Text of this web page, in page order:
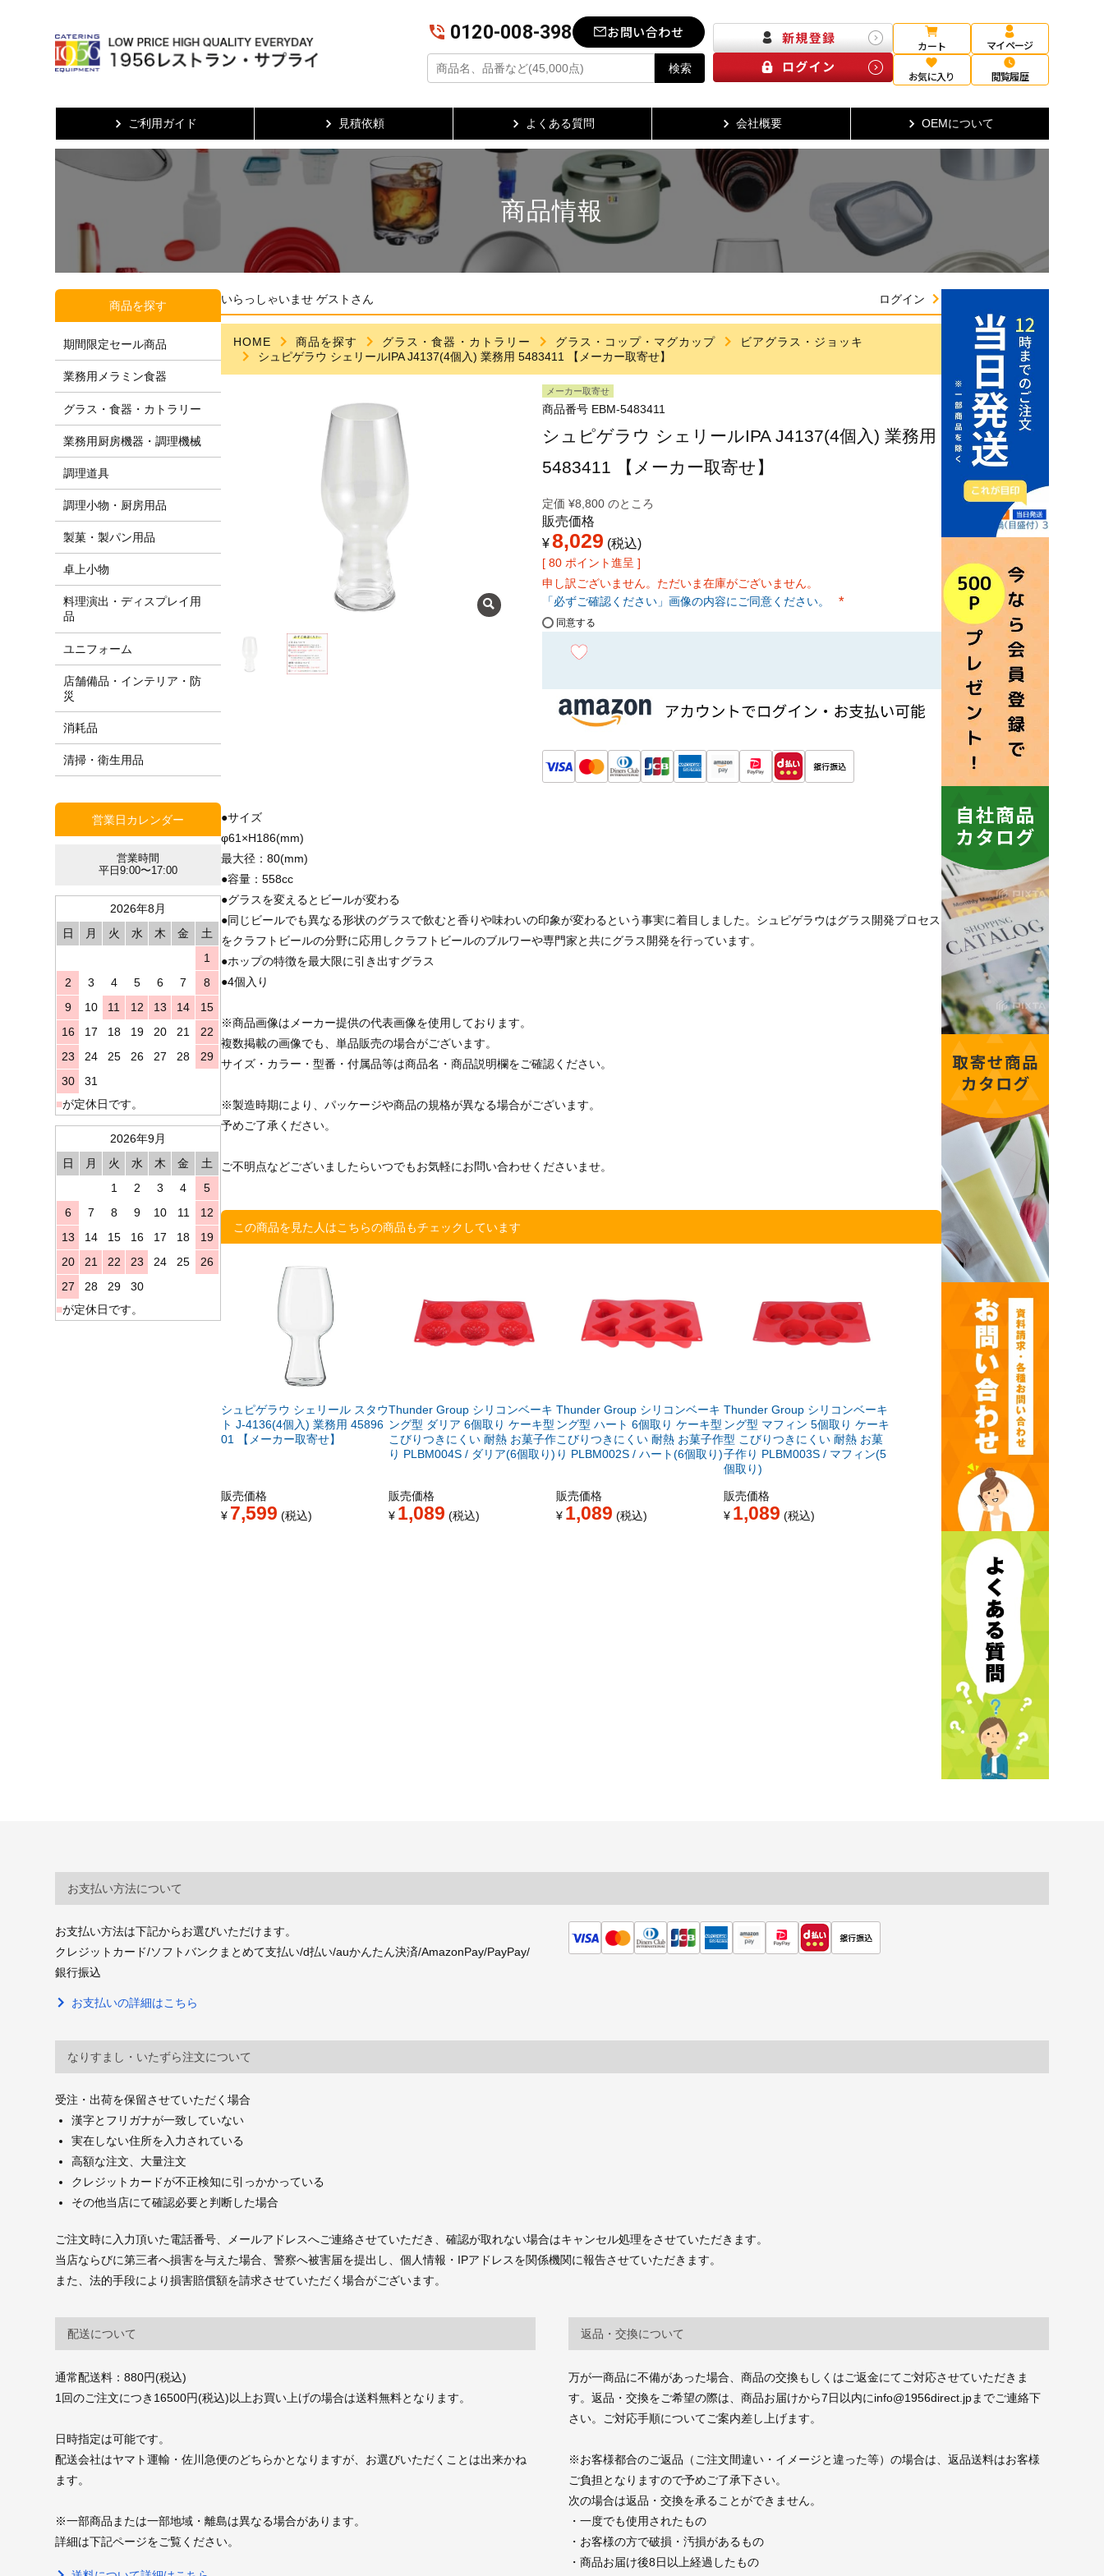
0120-008-398 お問い合わせ
検索
カート マイページ
お気に入り 閲覧履歴
ご利用ガイド 見積依頼 よくある質問 会社概要 OEMについて
商品情報
商品を探す
期間限定セール商品
業務用メラミン食器
グラス・食器・カトラリー
業務用厨房機器・調理機械
調理道具
調理小物・厨房用品
製菓・製パン用品
卓上小物
料理演出・ディスプレイ用
品
ユニフォーム
店舗備品・インテリア・防
災
消耗品
清掃・衛生用品
営業日カレンダー
営業時間
平日9:00〜17:00
2026年8月
日
月 火 水 木 金
土
1
2
3 4 5 6 7
8
9
10 11 12 13 14
15
16
17 18 19 20 21
22
23
24 25 26 27 28
29
30
31
■が定休日です。
2026年9月
日
月 火 水 木 金
土
1
2 3 4
5
6
7 8 9 10 11
12
13
14 15 16 17 18
19
20
21 22 23 24 25
26
27
28 29
30
■が定休日です。
いらっしゃいませ ゲストさん ログイン
HOME 商品を探す グラス・食器・カトラリー グラス・コップ・マグカップ
ビアグラス・ジョッキ
シュピゲラウ シェリールIPA J4137(4個入) 業務用 5483411 【メーカー取寄せ】
メーカー取寄せ
商品番号 EBM-5483411
シュピゲラウ シェリールIPA J4137(4個入) 業務用
5483411 【メーカー取寄せ】
定価 ¥8,800 のところ
販売価格
¥8,029 税込
[ 80 ポイント進呈 ]
申し訳ございません。ただいま在庫がございません。
「必ずご確認ください」画像の内容にご同意ください。
同意する
●サイズ
φ61×H186(mm)
最大径：80(mm)
●容量：558cc
●グラスを変えるとビールが変わる
●同じビールでも異なる形状のグラスで飲むと香りや味わいの印象が変わるという事実に着目しました。シュピゲラウはグラス開発プロセス
をクラフトビールの分野に応用しクラフトビールのブルワーや専門家と共にグラス開発を行っています。
●ホップの特徴を最大限に引き出すグラス
●4個入り
※商品画像はメーカー提供の代表画像を使用しております。
複数掲載の画像でも、単品販売の場合がございます。
サイズ・カラー・型番・付属品等は商品名・商品説明欄をご確認ください。
※製造時期により、パッケージや商品の規格が異なる場合がございます。
予めご了承ください。
ご不明点などございましたらいつでもお気軽にお問い合わせくださいませ。
この商品を見た人はこちらの商品もチェックしています
シュピゲラウ シェリール スタウ
ト J-4136(4個入) 業務用 45896
01 【メーカー取寄せ】
販売価格
¥ 7,599 税込
Thunder Group シリコンベーキ
ング型 ダリア 6個取り ケーキ型
こびりつきにくい 耐熱 お菓子作
り PLBM004S / ダリア(6個取り)
販売価格
¥ 1,089 税込
Thunder Group シリコンベーキ
ング型 ハート 6個取り ケーキ型
こびりつきにくい 耐熱 お菓子作
り PLBM002S / ハート(6個取り)
販売価格
¥ 1,089 税込
Thunder Group シリコンベーキ
ング型 マフィン 5個取り ケーキ
型 こびりつきにくい 耐熱 お菓
子作り PLBM003S / マフィン(5
個取り)
販売価格
¥ 1,089 税込
お支払い方法について
お支払い方法は下記からお選びいただけます。
クレジットカード/ソフトバンクまとめて支払い/d払い/auかんたん決済/AmazonPay/PayPay/
銀行振込
お支払いの詳細はこちら
なりすまし・いたずら注文について
受注・出荷を保留させていただく場合
漢字とフリガナが一致していない
実在しない住所を入力されている
高額な注文、大量注文
クレジットカードが不正検知に引っかかっている
その他当店にて確認必要と判断した場合
ご注文時に入力頂いた電話番号、メールアドレスへご連絡させていただき、確認が取れない場合はキャンセル処理をさせていただきます。
当店ならびに第三者へ損害を与えた場合、警察へ被害届を提出し、個人情報・IPアドレスを関係機関に報告させていただきます。
また、法的手段により損害賠償額を請求させていただく場合がございます。
配送について
通常配送料：880円(税込)
1回のご注文につき16500円(税込)以上お買い上げの場合は送料無料となります。
日時指定は可能です。
配送会社はヤマト運輸・佐川急便のどちらかとなりますが、お選びいただくことは出来かね
ます。
※一部商品または一部地域・離島は異なる場合があります。
詳細は下記ページをご覧ください。
返品・交換について
万が一商品に不備があった場合、商品の交換もしくはご返金にてご対応させていただきま
す。返品・交換をご希望の際は、商品お届けから7日以内にinfo@1956direct.jpまでご連絡下
さい。ご対応手順についてご案内差し上げます。
※お客様都合のご返品（ご注文間違い・イメージと違った等）の場合は、返品送料はお客様
ご負担となりますので予めご了承下さい。
次の場合は返品・交換を承ることができません。
・一度でも使用されたもの
・お客様の方で破損・汚損があるもの
・商品お届け後8日以上経過したもの